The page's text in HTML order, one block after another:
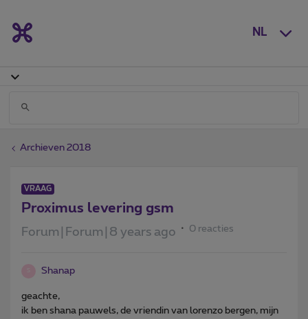
NL
Archieven 2018
VRAAG
Proximus levering gsm
Forum|Forum|8 years ago 0 reacties
Shanap
geachte,
ik ben shana pauwels, de vriendin van lorenzo bergen, mijn